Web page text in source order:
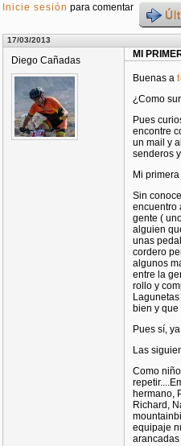
Inicie sesión para comentar
17/03/2013
Diego Cañadas
MI
Buenas a
¿Como
Pues
encontre
un mail y
senderos
Mi
Sin
encuentro
gente (
alguien
unas
cordero
algunos
entre la
rollo y
bien y
Pues sí,
Las
Como
hermano,
Richard,
equipaje